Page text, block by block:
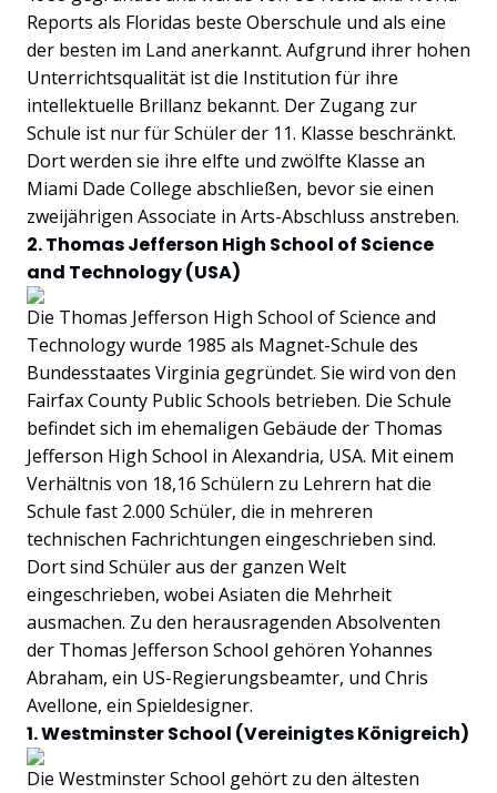
Reports als Floridas beste Oberschule und als eine
der besten im Land anerkannt. Aufgrund ihrer hohen
Unterrichtsqualität ist die Institution für ihre
intellektuelle Brillanz bekannt. Der Zugang zur
Schule ist nur für Schüler der 11. Klasse beschränkt.
Dort werden sie ihre elfte und zwölfte Klasse an
Miami Dade College abschließen, bevor sie einen
zweijährigen Associate in Arts-Abschluss anstreben.
2. Thomas Jefferson High School of Science
and Technology (USA)
Die Thomas Jefferson High School of Science and
Technology wurde 1985 als Magnet-Schule des
Bundesstaates Virginia gegründet. Sie wird von den
Fairfax County Public Schools betrieben. Die Schule
befindet sich im ehemaligen Gebäude der Thomas
Jefferson High School in Alexandria, USA. Mit einem
Verhältnis von 18,16 Schülern zu Lehrern hat die
Schule fast 2.000 Schüler, die in mehreren
technischen Fachrichtungen eingeschrieben sind.
Dort sind Schüler aus der ganzen Welt
eingeschrieben, wobei Asiaten die Mehrheit
ausmachen. Zu den herausragenden Absolventen
der Thomas Jefferson School gehören Yohannes
Abraham, ein US-Regierungsbeamter, und Chris
Avellone, ein Spieldesigner.
1. Westminster School (Vereinigtes Königreich)
Die Westminster School gehört zu den ältesten